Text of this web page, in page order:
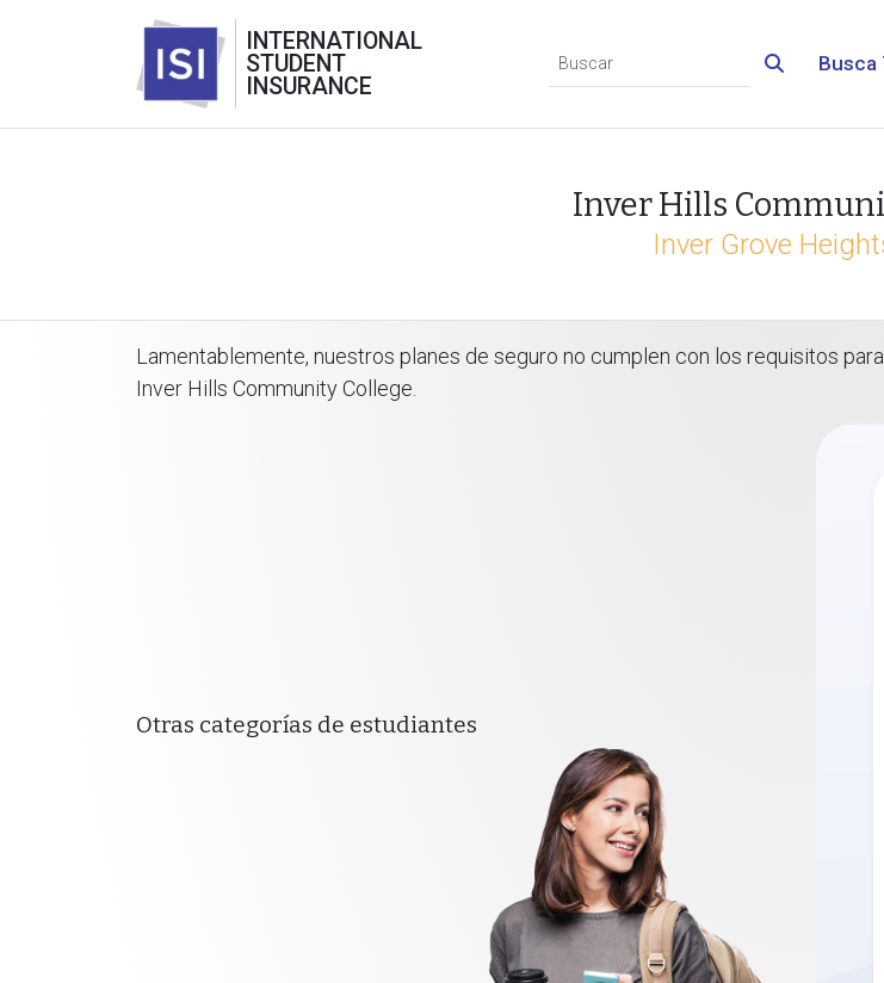
INTERNATIONAL
STUDENT
INSURANCE
Busca
Inver Hills
Inver Grove
Lamentablemente, nuestros planes de seguro no cumplen con los requisitos
Inver Hills Community College.
Otras categorías de estudiantes